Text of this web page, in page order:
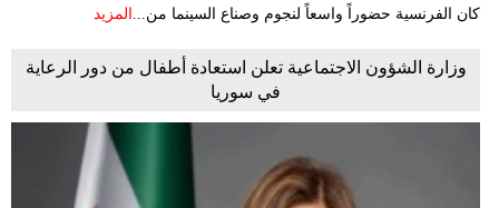
كان الفرنسية حضوراً واسعاً لنجوم وصناع السينما من...
المزيد
وزارة الشؤون الاجتماعية تعلن استعادة أطفال من دور الرعاية
في سوريا